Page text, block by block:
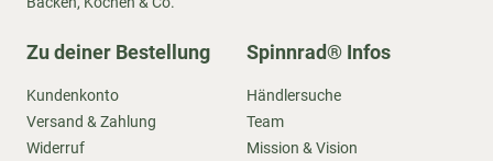
Zu deiner Bestellung
Kundenkonto
Versand & Zahlung
Widerruf
Spinnrad® Infos
Händlersuche
Team
Mission & Vision